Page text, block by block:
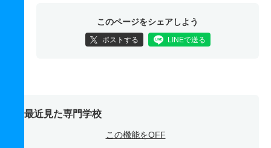
このページをシェアしよう
ポストする LINEで送る
最近見た専門学校
この機能をOFF